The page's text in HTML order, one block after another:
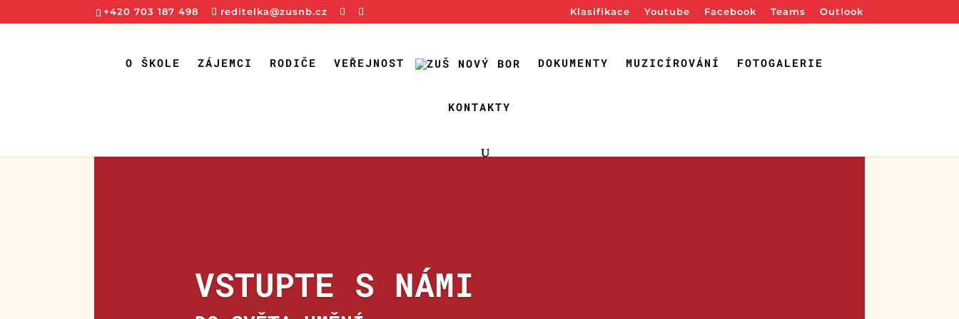
+420 703 187 498 reditelka@zusnb.cz Klasifikace Youtube Facebook Teams Outlook
O ŠKOLE ZÁJEMCI RODIČE VEŘEJNOST DOKUMENTY MUZICÍROVÁNÍ FOTOGALERIE
KONTAKTY
VSTUPTE S NÁMI